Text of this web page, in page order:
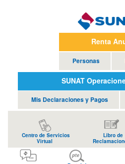
Renta
Personas
SUNAT
Mis Declaraciones y Pagos
Centro de Servicios
Virtual
Libro de